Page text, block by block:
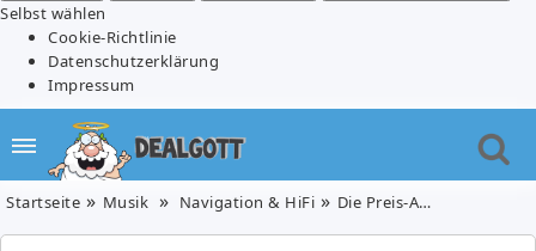
Selbst wählen
Cookie-Richtlinie
Datenschutzerklärung
Impressum
Startseite Musik Navigation & HiFi Die Preis-Ansage: Samsung MP3-Player YP-U5 4GB für 19,- Euro.